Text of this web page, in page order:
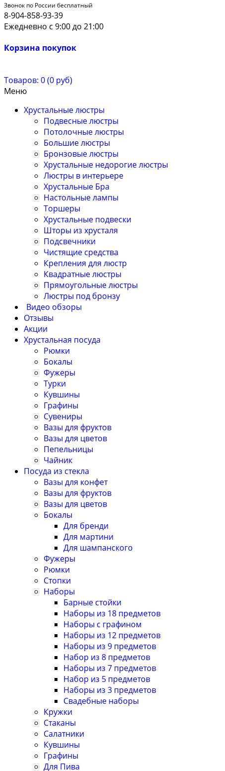
Звонок по России бесплатный
8-904-858-93-39
Ежедневно с 9:00 до 21:00
Корзина покупок
Товаров: 0 (0 руб)
Меню
Хрустальные люстры
Подвесные люстры
Потолочные люстры
Большие люстры
Бронзовые люстры
Хрустальные недорогие люстры
Люстры в интерьере
Хрустальные Бра
Настольные лампы
Торшеры
Хрустальные подвески
Шторы из хрусталя
Подсвечники
Чистящие средства
Крепления для люстр
Квадратные люстры
Прямоугольные люстры
Люстры под бронзу
Видео обзоры
Отзывы
Акции
Хрустальная посуда
Рюмки
Бокалы
Фужеры
Турки
Кувшины
Графины
Сувениры
Вазы для фруктов
Вазы для цветов
Пепельницы
Чайник
Посуда из стекла
Вазы для конфет
Вазы для фруктов
Вазы для цветов
Бокалы
Для бренди
Для мартини
Для шампанского
Фужеры
Рюмки
Стопки
Наборы
Барные стойки
Наборы из 18 предметов
Наборы с графином
Наборы из 12 предметов
Наборы из 9 предметов
Набор из 8 предметов
Наборы из 7 предметов
Набор из 5 предметов
Наборы из 3 предметов
Свадебные наборы
Кружки
Стаканы
Салатники
Кувшины
Графины
Для Пива